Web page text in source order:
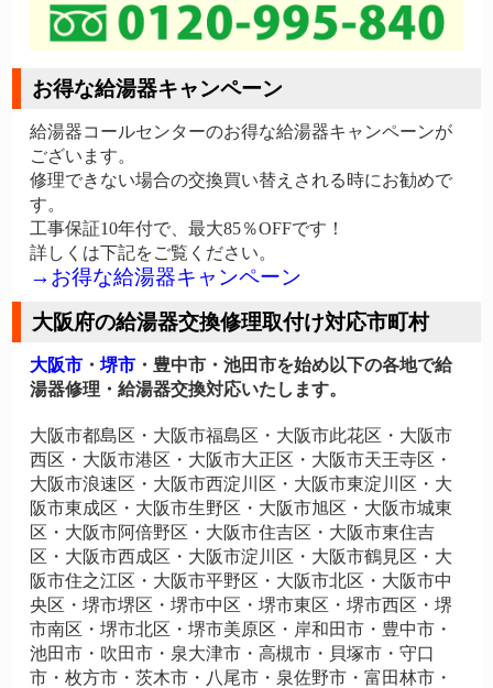
お得な給湯器キャンペーン
給湯器コールセンターのお得な給湯器キャンペーンが
ございます。
修理できない場合の交換買い替えされる時にお勧めで
す。
工事保証10年付で、最大85％OFFです！
詳しくは下記をご覧ください。
→お得な給湯器キャンペーン
大阪府の給湯器交換修理取付け対応市町村
大阪市 ・堺市 ・豊中市・池田市を始め以下の各地で給
湯器修理・給湯器交換対応いたします。
大阪市都島区・大阪市福島区・大阪市此花区・大阪市
西区・大阪市港区・大阪市大正区・大阪市天王寺区・
大阪市浪速区・大阪市西淀川区・大阪市東淀川区・大
阪市東成区・大阪市生野区・大阪市旭区・大阪市城東
区・大阪市阿倍野区・大阪市住吉区・大阪市東住吉
区・大阪市西成区・大阪市淀川区・大阪市鶴見区・大
阪市住之江区・大阪市平野区・大阪市北区・大阪市中
央区・堺市堺区・堺市中区・堺市東区・堺市西区・堺
市南区・堺市北区・堺市美原区・岸和田市・豊中市・
池田市・吹田市・泉大津市・高槻市・貝塚市・守口
市・枚方市・茨木市・八尾市・泉佐野市・富田林市・